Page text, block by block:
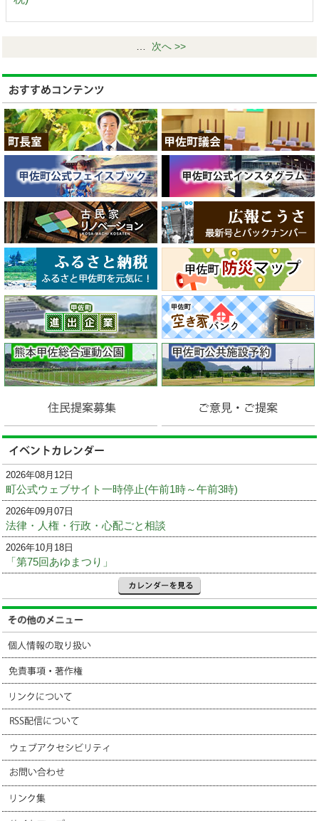
… 次へ >>
2026年08月12日
町公式ウェブサイト一時停止(午前1時～午前3時)
2026年09月07日
法律・人権・行政・心配ごと相談
2026年10月18日
「第75回あゆまつり」